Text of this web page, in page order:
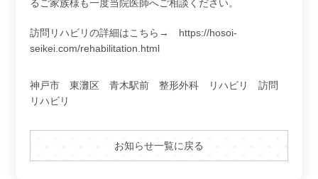
るご家族様も一度当院医師へご相談ください。
訪問リハビリの詳細はこちら→ https://hosoi-
seikei.com/rehabilitation.html
神戸市 東灘区 青木駅前 整形外科 リハビリ 訪問
リハビリ
お知らせ一覧に戻る